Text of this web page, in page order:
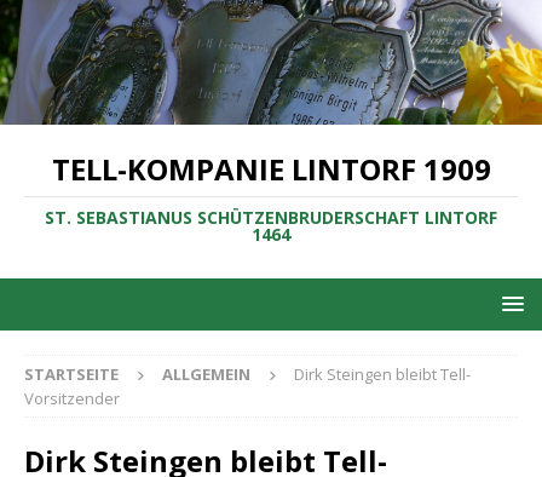
TELL-KOMPANIE LINTORF 1909
ST. SEBASTIANUS SCHÜTZENBRUDERSCHAFT LINTORF
1464
STARTSEITE ALLGEMEIN
Dirk Steingen bleibt Tell-
Vorsitzender
Dirk Steingen bleibt Tell-